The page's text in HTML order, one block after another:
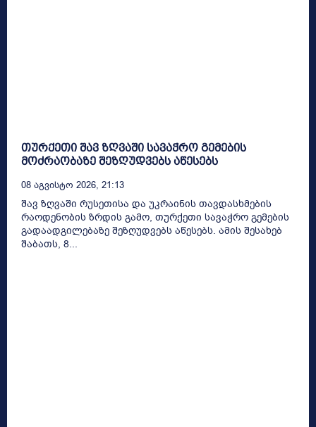
თურქეთი შავ ზღვაში სავაჭრო გემების
მოძრაობაზე შეზღუდვებს აწესებს
08 Აგვისტო 2026, 21:13
შავ ზღვაში რუსეთისა და უკრაინის თავდასხმების
რაოდენობის ზრდის გამო, თურქეთი სავაჭრო გემების
გადაადგილებაზე შეზღუდვებს აწესებს. ამის შესახებ
შაბათს, 8...